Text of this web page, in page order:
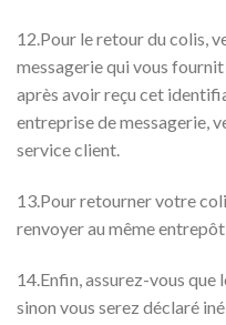
12.Pour le retour du colis,
messagerie qui vous
après avoir reçu cet
entreprise de messagerie,
service client.
13.Pour retourner votre
renvoyer au même entrepôt
14.Enfin, assurez-vous que
sinon vous serez déclaré